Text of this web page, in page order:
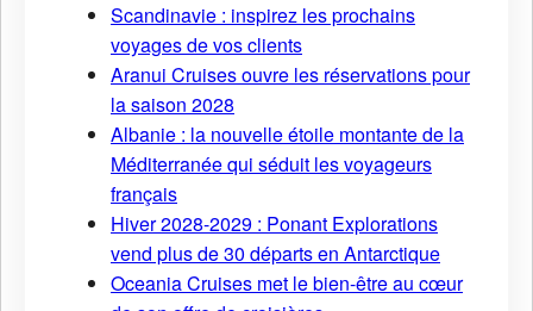
Scandinavie : inspirez les prochains
voyages de vos clients
Aranui Cruises ouvre les réservations pour
la saison 2028
Albanie : la nouvelle étoile montante de la
Méditerranée qui séduit les voyageurs
français
Hiver 2028-2029 : Ponant Explorations
vend plus de 30 départs en Antarctique
Oceania Cruises met le bien-être au cœur